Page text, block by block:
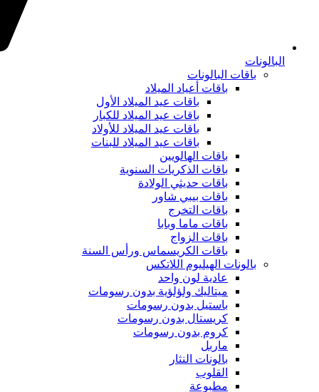
البالونات
باقات البالونات
باقات أعياد الميلاد
باقات عيد الميلاد الأول
باقات عيد الميلاد للكبار
باقات عيد الميلاد للأولاد
باقات عيد الميلاد للبنات
باقات الهالويين
باقات الذكريات السنوية
باقات حديثي الولادة
باقات بيبي شاور
باقات التخرج
باقات ماما وبابا
باقات الزواج
باقات الكريسماس ورأس السنة
بالونات الهيليوم اللاتكس
عادية لون واحد
ميتاليك ولؤلؤية بدون رسومات
باستيل بدون رسومات
كريستال بدون رسومات
كروم بدون رسومات
ماربل
بالونات النثار
القلوب
مطبوعة